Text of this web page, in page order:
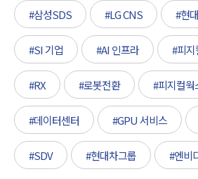
#삼성SDS #LG CNS #현
#SI 기업 #AI 인프라 #피지
#RX #로봇전환 #피지컬웍
#데이터센터 #GPU 서비스
#SDV #현대차그룹 #엔비